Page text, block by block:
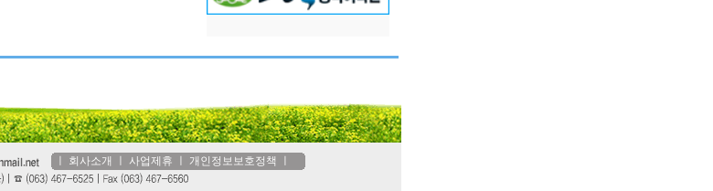
회사소개 사업제휴 개인정보보호정책